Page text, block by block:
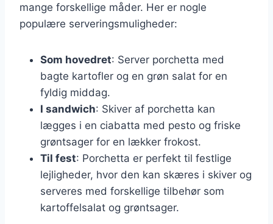
mange forskellige måder. Her er nogle
populære serveringsmuligheder:
Som hovedret: Server porchetta med
bagte kartofler og en grøn salat for en
fyldig middag.
I sandwich: Skiver af porchetta kan
lægges i en ciabatta med pesto og friske
grøntsager for en lækker frokost.
Til fest: Porchetta er perfekt til festlige
lejligheder, hvor den kan skæres i skiver og
serveres med forskellige tilbehør som
kartoffelsalat og grøntsager.